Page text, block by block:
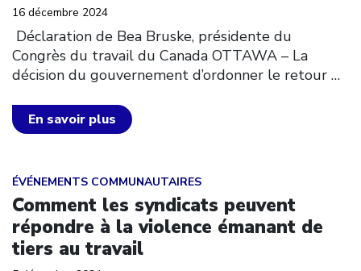
16 décembre 2024
Déclaration de Bea Bruske, présidente du
Congrès du travail du Canada OTTAWA – La
décision du gouvernement d’ordonner le retour …
En savoir plus
ÉVÉNEMENTS COMMUNAUTAIRES
Comment les syndicats peuvent
répondre à la violence émanant de
tiers au travail
Click to open the link